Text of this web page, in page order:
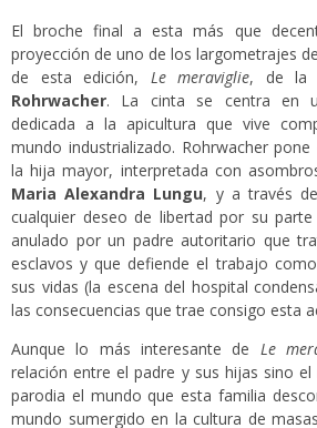
El broche final a esta más que
proyección de uno de los largometrajes
de esta edición, Le meraviglie, de la
Rohrwacher. La cinta se centra en
dedicada a la apicultura que vive
mundo industrializado. Rohrwacher
la hija mayor, interpretada con
Maria Alexandra Lungu, y a través
cualquier deseo de libertad por su
anulado por un padre autoritario que
esclavos y que defiende el trabajo
sus vidas (la escena del hospital
las consecuencias que trae consigo esta
Aunque lo más interesante de Le
relación entre el padre y sus hijas sino
parodia el mundo que esta familia
mundo sumergido en la cultura de